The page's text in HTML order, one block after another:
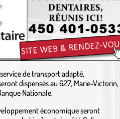
de transport adapté,
dispensés au 627, Marie-Victorin,
Nationale.
économique seront